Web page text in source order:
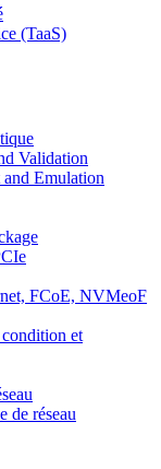
(TaaS)
Validation
Emulation
FCoE, NVMeoF
condition et
de réseau